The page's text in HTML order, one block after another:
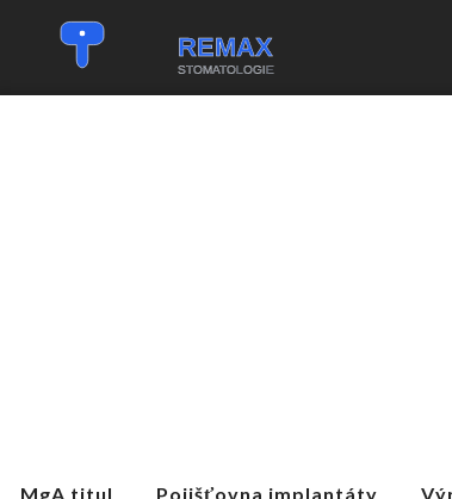
MgA titul Pojišťovna implantáty